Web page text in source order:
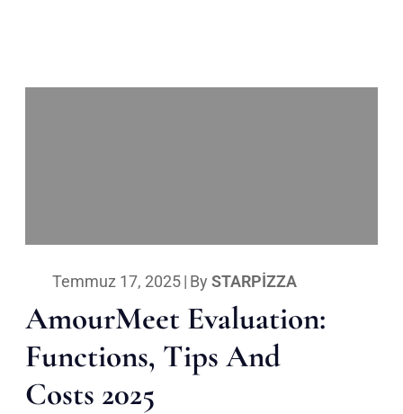
Temmuz 17, 2025| By STARPIZZA
AmourMeet Evaluation:
Functions, Tips And
Costs 2025